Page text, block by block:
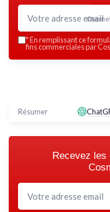
*En remplissant ce
fins commerciales par
Résumer
Recevez les